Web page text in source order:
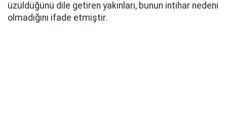
üzüldüğünü dile getiren yakınları, bunun intihar nedeni
olmadığını ifade etmiştir.